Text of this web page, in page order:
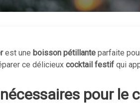
est une boisson pétillante parfaite
ce délicieux cocktail festif qui
pour le